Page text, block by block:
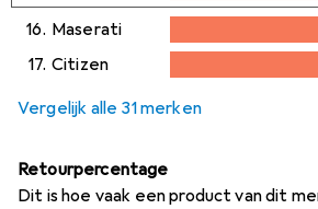
16. Maserati
12Dag
17. Citizen
Vergelijk alle 31 merken
Retourpercentage
Dit is hoe vaak een product van dit